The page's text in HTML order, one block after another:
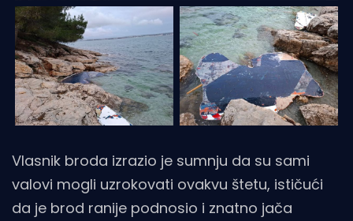
Vlasnik broda izrazio je sumnju da su sami
valovi mogli uzrokovati ovakvu štetu, ističući
da je brod ranije podnosio i znatno jača